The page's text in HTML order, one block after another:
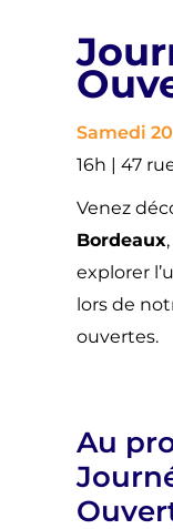
Samedi
16h | 47
Venez
Bordeaux
explorer
lors de
ouvertes.
Au